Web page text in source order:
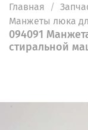
Главная
Манжеты люка
094091
стиральной